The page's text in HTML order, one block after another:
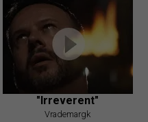
"Irreverent"
Vrademargk